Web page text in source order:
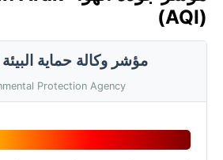
(AQI)
مؤشر وكالة حماية البيئة
Protection Agency